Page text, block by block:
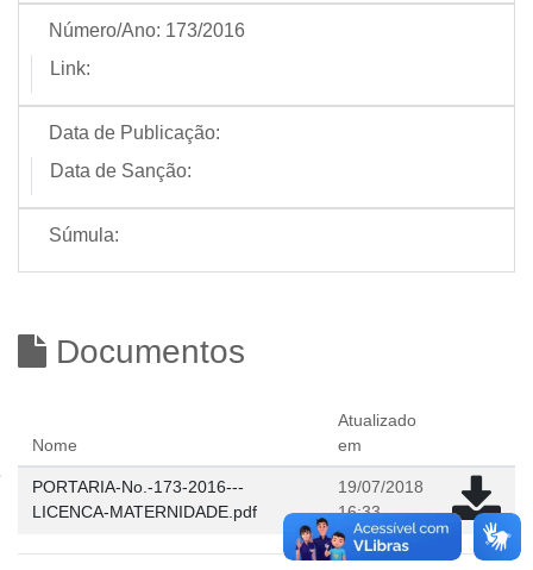
Número/Ano: 173/2016
Link:
Data de Publicação:
Data de Sanção:
Súmula:
Documentos
Nome
Atualizado
em
PORTARIA-No.-173-2016---
LICENCA-MATERNIDADE.pdf
19/07/2018
16:33